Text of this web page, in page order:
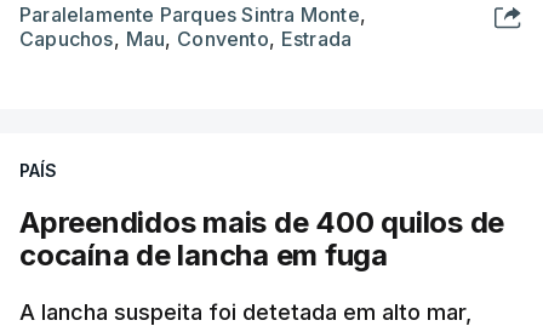
Paralelamente Parques Sintra Monte,
Capuchos, Mau, Convento, Estrada
PAÍS
Apreendidos mais de 400 quilos de
cocaína de lancha em fuga
A lancha suspeita foi detetada em alto mar,